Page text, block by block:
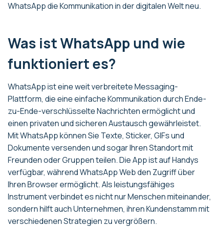
WhatsApp die Kommunikation in der digitalen Welt neu.
Was ist WhatsApp und wie
funktioniert es?
WhatsApp ist eine weit verbreitete Messaging-
Plattform, die eine einfache Kommunikation durch Ende-
zu-Ende-verschlüsselte Nachrichten ermöglicht und
einen privaten und sicheren Austausch gewährleistet.
Mit WhatsApp können Sie Texte, Sticker, GIFs und
Dokumente versenden und sogar Ihren Standort mit
Freunden oder Gruppen teilen. Die App ist auf Handys
verfügbar, während WhatsApp Web den Zugriff über
Ihren Browser ermöglicht. Als leistungsfähiges
Instrument verbindet es nicht nur Menschen miteinander,
sondern hilft auch Unternehmen, ihren Kundenstamm mit
verschiedenen Strategien zu vergrößern.